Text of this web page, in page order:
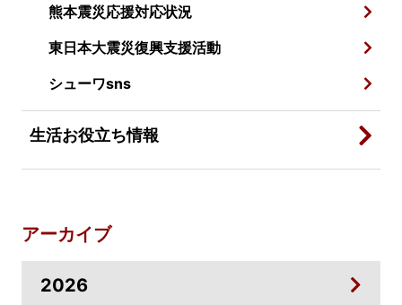
熊本震災応援対応状況
東日本大震災復興支援活動
シューワsns
生活お役立ち情報
アーカイブ
2026